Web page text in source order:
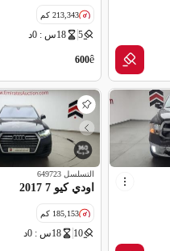
213,343 كم
5 18س : 0د
ê
600
التسلسل 649723
اودي كيو 7 2017
185,153 كم
10 18س : 0د